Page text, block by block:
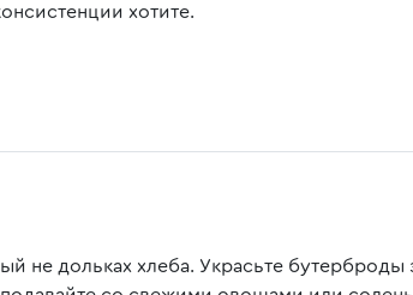
хотите.
не дольках хлеба. Украсьте